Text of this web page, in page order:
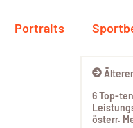
Portraits
6 Top-
österr.